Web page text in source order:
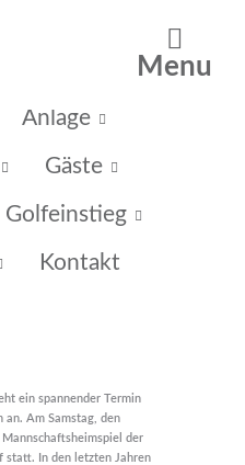
Anlage
Gäste
Golfeinstieg
Kontakt
Menu
ein spannender Termin
an. Am Samstag, den
der
statt. In den letzten Jahren